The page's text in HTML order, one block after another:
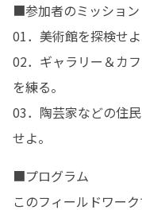
■参加者のミッション
01．美術館を探検せよ
02．ギャラリー＆カ
を練る。
03．陶芸家などの住
せよ。
■プログラム
このフィールドワー